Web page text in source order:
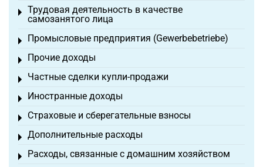
Трудовая деятельность в качестве
самозанятого лица
Toggle menu
Промысловые предприятия (Gewerbebetriebe)
Toggle menu
Прочие доходы
Toggle menu
Частные сделки купли-продажи
Toggle menu
Иностранные доходы
Toggle menu
Страховые и сберегательные взносы
Toggle menu
Дополнительные расходы
Toggle menu
Расходы, связанные с домашним хозяйством
Toggle menu